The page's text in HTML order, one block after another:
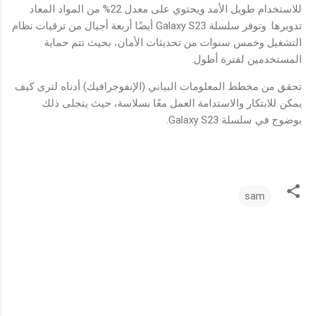
للاستخدام طويل الأمد ويحتوي على معدل 22% من المواد المعاد
تدويرها. وتوفر سلسلة Galaxy S23 أيضًا أربعة أجيال من ترقيات نظام
التشغيل وخمس سنوات من تحديثات الأمان، بحيث تتم حماية
المستخدمين لفترة أطول.
تحقق من مخطط المعلومات البياني (الإنفوجرافيك) أدناه لترى كيف
يمكن للابتكار والاستدامة العمل معًا بسلاسة، حيث يتجلى ذلك
بوضوح في سلسلة Galaxy S23.
sam